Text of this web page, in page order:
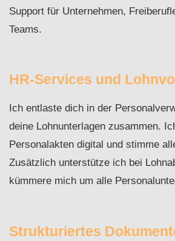
Support für Unternehmen,
Teams.
HR-Services und
Ich entlaste dich in der
deine Lohnunterlagen zusammen.
Personalakten digital und stimme
Zusätzlich unterstütze ich bei
kümmere mich um alle
Strukturiertes